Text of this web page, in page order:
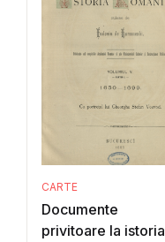
CARTE
Documente
privitoare la istoria